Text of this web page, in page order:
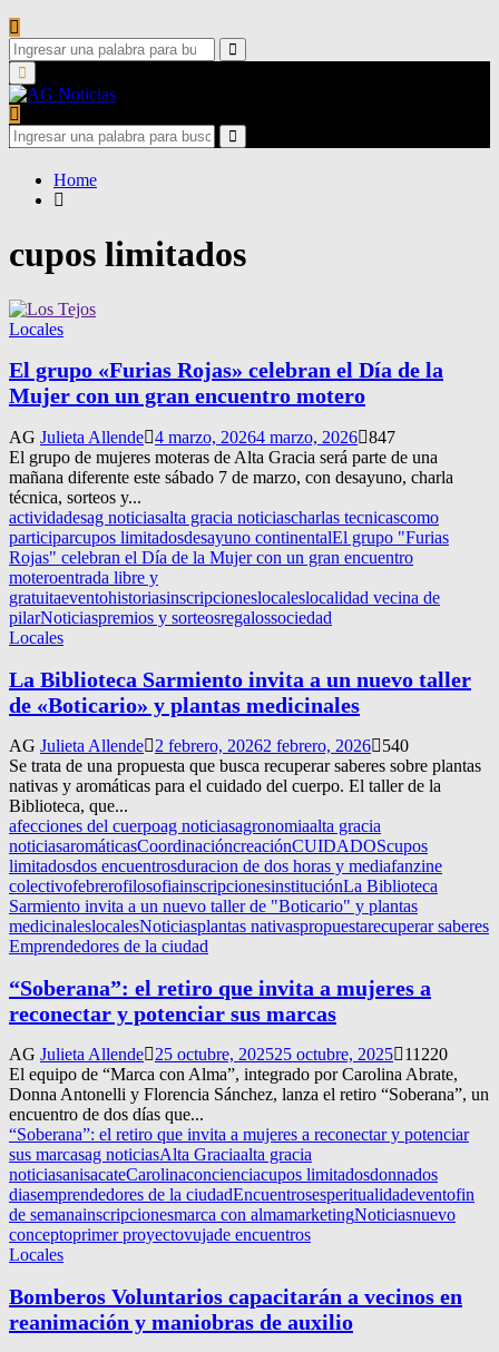
Search
for:
Search
Primary
Menu
Search
for:
Search
Home
cupos limitados
Locales
El grupo «Furias Rojas» celebran el Día de la
Mujer con un gran encuentro motero
AG Julieta Allende 4 marzo, 20264 marzo, 2026 847
El grupo de mujeres moteras de Alta Gracia será parte de una
mañana diferente este sábado 7 de marzo, con desayuno, charla
técnica, sorteos y...
actividadesag noticiasalta gracia noticiascharlas tecnicascomo
participarcupos limitadosdesayuno continentalEl grupo "Furias
Rojas" celebran el Día de la Mujer con un gran encuentro
moteroentrada libre y
gratuitaeventohistoriasinscripcioneslocaleslocalidad vecina de
pilarNoticiaspremios y sorteosregalossociedad
Locales
La Biblioteca Sarmiento invita a un nuevo taller
de «Boticario» y plantas medicinales
AG Julieta Allende 2 febrero, 20262 febrero, 2026
540
Se trata de una propuesta que busca recuperar saberes sobre plantas
nativas y aromáticas para el cuidado del cuerpo. El taller de la
Biblioteca, que...
afecciones del cuerpoag noticiasagronomiaalta gracia
noticiasaromáticasCoordinacióncreaciónCUIDADOScupos
limitadosdos encuentrosduracion de dos horas y mediafanzine
colectivofebrerofilosofiainscripcionesinstituciónLa Biblioteca
Sarmiento invita a un nuevo taller de "Boticario" y plantas
medicinaleslocalesNoticiasplantas nativaspropuestarecuperar saberes
Emprendedores de la ciudad
“Soberana”: el retiro que invita a mujeres a
reconectar y potenciar sus marcas
AG Julieta Allende 25 octubre, 202525 octubre, 2025
11220
El equipo de “Marca con Alma”, integrado por Carolina Abrate,
Donna Antonelli y Florencia Sánchez, lanza el retiro “Soberana”, un
encuentro de dos días que...
“Soberana”: el retiro que invita a mujeres a reconectar y potenciar
sus marcasag noticiasAlta Graciaalta gracia
noticiasanisacateCarolinaconcienciacupos limitadosdonnados
diasemprendedores de la ciudadEncuentrosesperitualidadeventofin
de semanainscripcionesmarca con almamarketingNoticiasnuevo
conceptoprimer proyectovujade encuentros
Locales
Bomberos Voluntarios capacitarán a vecinos en
reanimación y maniobras de auxilio